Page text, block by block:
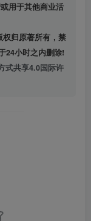
用于其他商业活
归原著所有，禁
24小时之内删除!
式共享4.0国际许